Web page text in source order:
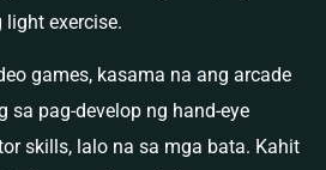
exercise.
games, kasama na ang arcade
sa pag-develop ng hand-eye
skills, lalo na sa mga bata. Kahit